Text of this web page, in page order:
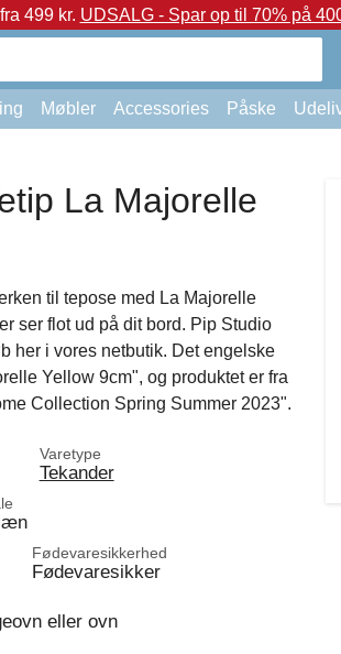
499 kr. UDSALG - Spar op til 70% på
Møbler Accessories Påske
La Majorelle
til tepose med La Majorelle
ser flot ud på dit bord. Pip Studio
her i vores netbutik. Det engelske
Yellow 9cm", og produktet er fra
Collection Spring Summer 2023".
Varetype
Tekander
Fødevaresikkerhed
Fødevaresikker
eller ovn